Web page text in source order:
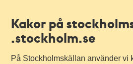
Kakor på
.stockholm.se
På Stockholmskällan använder vi